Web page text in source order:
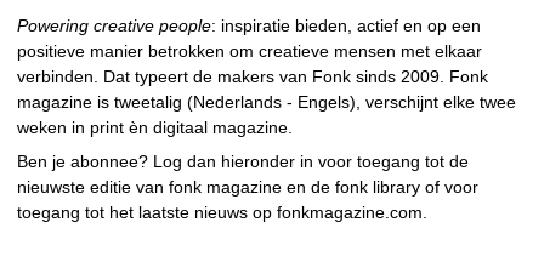
Powering creative people: inspiratie bieden, actief en op een
positieve manier betrokken om creatieve mensen met elkaar
verbinden. Dat typeert de makers van Fonk sinds 2009. Fonk
magazine is tweetalig (Nederlands - Engels), verschijnt elke twee
weken in print èn digitaal magazine.
Ben je abonnee? Log dan hieronder in voor toegang tot de
nieuwste editie van fonk magazine en de fonk library of voor
toegang tot het laatste nieuws op fonkmagazine.com.